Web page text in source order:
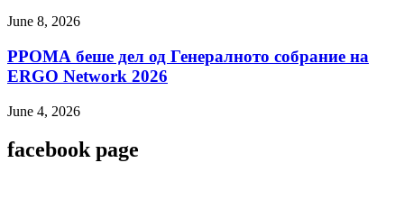
June 8, 2026
РРОМА беше дел од Генералното собрание на
ERGO Network 2026
June 4, 2026
facebook page